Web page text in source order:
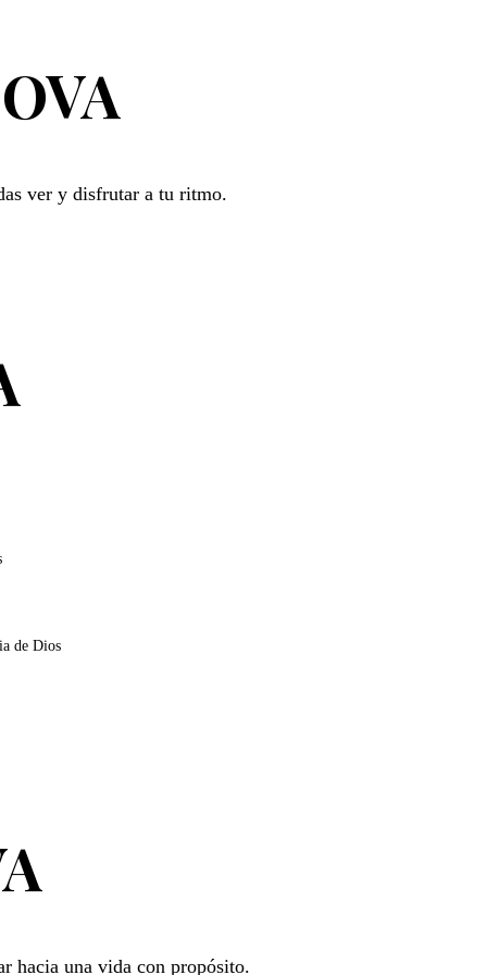
ver y disfrutar a tu ritmo.
de Dios
hacia una vida con propósito.